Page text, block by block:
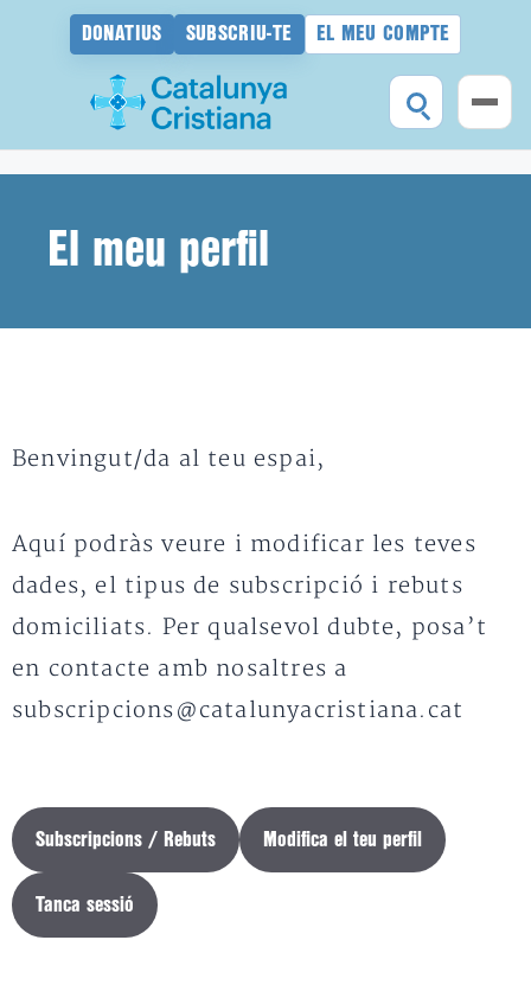
DONATIUS SUBSCRIU-TE EL MEU COMPTE
El meu perfil
Benvingut/da al teu espai,
Aquí podràs veure i modificar les teves
dades, el tipus de subscripció i rebuts
domiciliats. Per qualsevol dubte, posa’t
en contacte amb nosaltres a
subscripcions@catalunyacristiana.cat
Subscripcions / Rebuts Modifica el teu perfil
Tanca sessió